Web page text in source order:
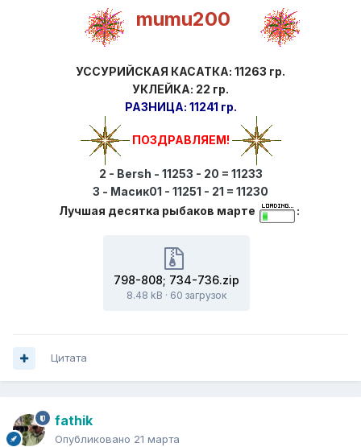
mumu200
УССУРИЙСКАЯ КАСАТКА: 11263 гр.
УКЛЕЙКА: 22 гр.
РАЗНИЦА: 11241 гр.
ПОЗДРАВЛЯЕМ!
2 - Bersh - 11253 - 20 = 11233
3 - Масик01 - 11251 - 21 = 11230
Лучшая десятка рыбаков марте
:
798-808; 734-736.zip
8.48 kB · 60 загрузок
Цитата
fathik
Опубликовано 21 марта